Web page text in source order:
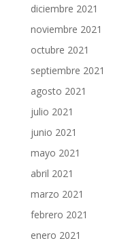
diciembre 2021
noviembre 2021
octubre 2021
septiembre 2021
agosto 2021
julio 2021
junio 2021
mayo 2021
abril 2021
marzo 2021
febrero 2021
enero 2021